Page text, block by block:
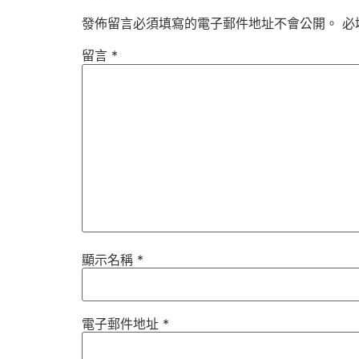
發佈留言必須填寫的電子郵件地址不會公開。 必
留言 *
顯示名稱 *
電子郵件地址 *